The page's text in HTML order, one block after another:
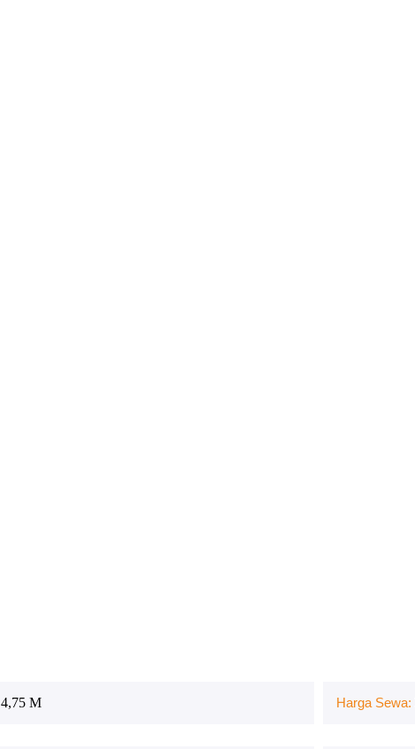
4,75 M Harga Sewa: